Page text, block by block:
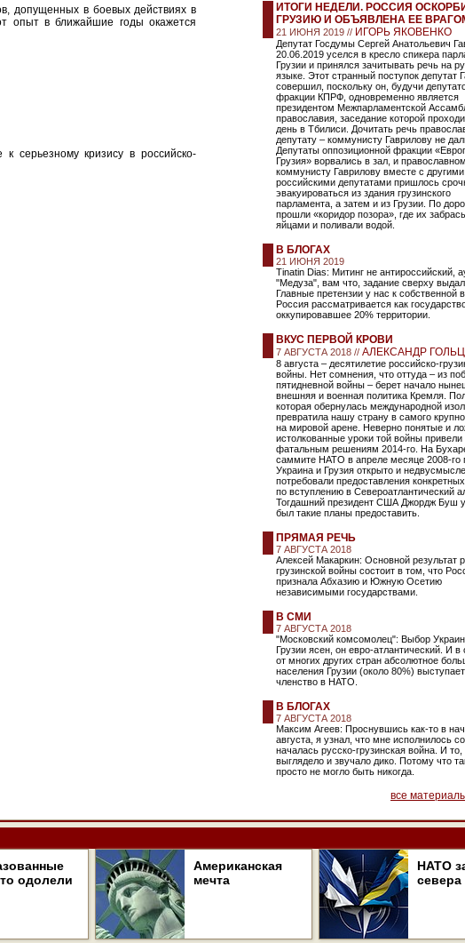
допущенных в боевых действиях в
опыт в ближайшие годы окажется
серьезному кризису в российско-
ИТОГИ НЕДЕЛИ. РОССИЯ
ГРУЗИЮ И ОБЪЯВЛЕНА ЕЕ
21 ИЮНЯ 2019 // ИГОРЬ ЯКОВЕНКО
Депутат Госдумы Сергей Анатольевич
20.06.2019 уселся в кресло спикера
Грузии и принялся зачитывать речь на
языке. Этот странный поступок депутат
совершил, поскольку он, будучи
фракции КПРФ, одновременно является
президентом Межпарламентской
православия, заседание которой
день в Тбилиси. Дочитать речь
депутату – коммунисту Гаврилову не
Депутаты оппозиционной фракции
Грузия» ворвались в зал, и
коммунисту Гаврилову вместе с другими
российскими депутатами пришлось
эвакуироваться из здания грузинского
парламента, а затем и из Грузии. По
прошли «коридор позора», где их
яйцами и поливали водой.
В БЛОГАХ
21 ИЮНЯ 2019
Tinatin Dias: Митинг не антироссийский,
"Медуза", вам что, задание сверху
Главные претензии у нас к собственной
Россия рассматривается как
оккупировавшее 20% территории.
ВКУС ПЕРВОЙ КРОВИ
7 АВГУСТА 2018 // АЛЕКСАНДР ГОЛЬЦ
8 августа – десятилетие российско-
войны. Нет сомнения, что оттуда – из
пятидневной войны – берет начало
внешняя и военная политика Кремля.
которая обернулась международной
превратила нашу страну в самого
на мировой арене. Неверно понятые и
истолкованные уроки той войны привели
фатальным решениям 2014-го. На
саммите НАТО в апреле месяце 2008-го
Украина и Грузия открыто и
потребовали предоставления
по вступлению в Североатлантический
Тогдашний президент США Джордж Буш
был такие планы предоставить.
ПРЯМАЯ РЕЧЬ
7 АВГУСТА 2018
Алексей Макаркин: Основной результат
грузинской войны состоит в том, что
признала Абхазию и Южную Осетию
независимыми государствами.
В СМИ
7 АВГУСТА 2018
"Московский комсомолец": Выбор
Грузии ясен, он евро-атлантический. И в
от многих других стран абсолютное
населения Грузии (около 80%)
членство в НАТО.
В БЛОГАХ
7 АВГУСТА 2018
Максим Агеев: Проснувшись как-то в
августа, я узнал, что мне исполнилось
началась русско-грузинская война. И то,
выглядело и звучало дико. Потому что
просто не могло быть никогда.
все
одолели
Американская
мечта
НАТО
севера